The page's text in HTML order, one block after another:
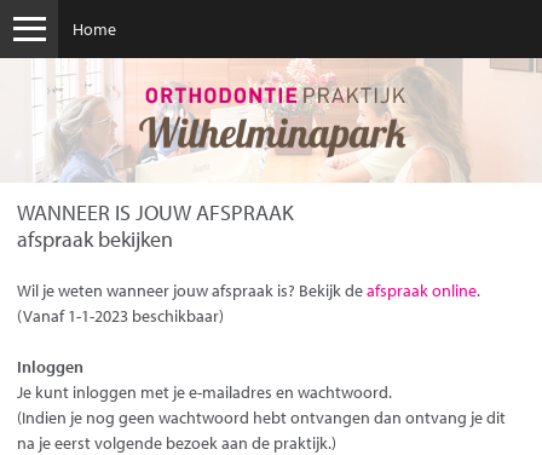
De orthodontist
Ons team
Afspraak maken
Afspraak annuleren
Eerste consult
Openingstijden
Eerste hulp
Beugels
Home
WANNEER IS JOUW AFSPRAAK
afspraak bekijken
Wil je weten wanneer jouw afspraak is? Bekijk deafspraak online.
(Vanaf 1-1-2023 beschikbaar)
Inloggen
Je kunt inloggen met je e-mailadres en wachtwoord.
(Indien je nog geen wachtwoord hebt ontvangen dan ontvang je dit
na je eerst volgende bezoek aan de praktijk.)